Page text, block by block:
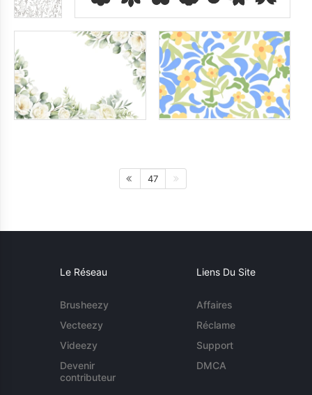
47
Le Réseau
Brusheezy
Vecteezy
Videezy
Devenir
contributeur
Liens Du Site
Affaires
Réclame
Support
DMCA